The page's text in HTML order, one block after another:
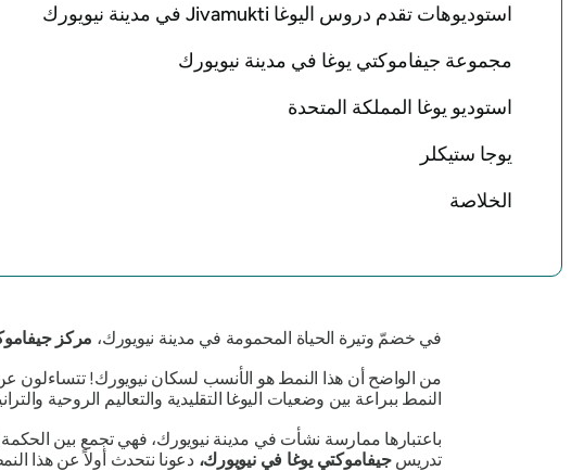
استوديوهات تقدم دروس اليوغا Jivamukti في مدينة نيويورك
مجموعة جيفاموكتي يوغا في مدينة نيويورك
استوديو يوغا المملكة المتحدة
يوجا ستيكلر
الخلاصة
في خضمّ وتيرة الحياة المحمومة في مدينة نيويورك، مركز
من الواضح أن هذا النمط هو الأنسب لسكان نيويورك! تتساءلون
النمط ببراعة بين وضعيات اليوغا التقليدية والتعاليم الروحية
باعتبارها ممارسة نشأت في مدينة نيويورك، فهي تجمع بين
تدريسجيفاموكتي يوغا في نيويورك،دعونا نتحدث أولاً عن هذا